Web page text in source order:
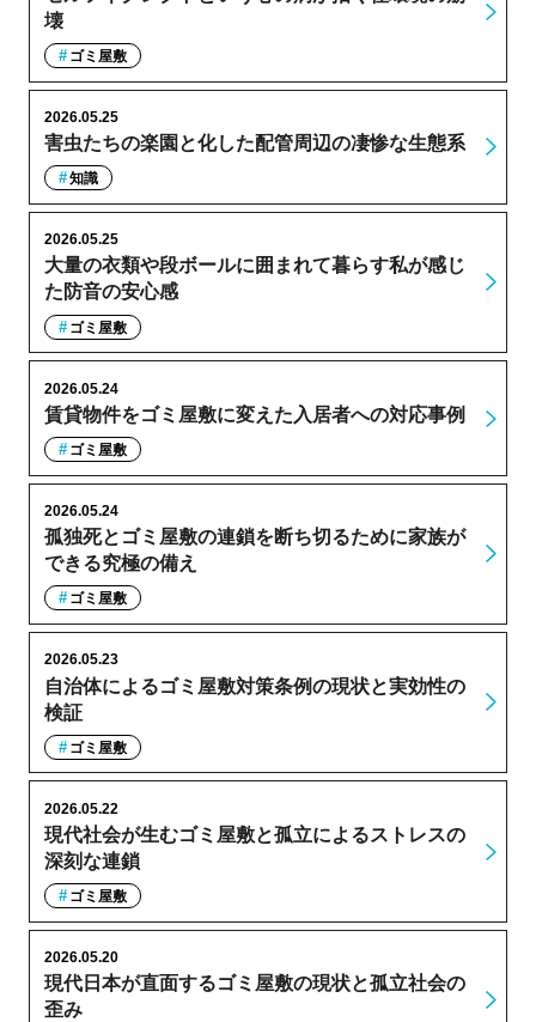
壊
ゴミ屋敷
害虫たちの楽園と化した配管周辺の凄惨な生態系
2026.05.25
知識
大量の衣類や段ボールに囲まれて暮らす私が感じ
た防音の安心感
2026.05.25
ゴミ屋敷
賃貸物件をゴミ屋敷に変えた入居者への対応事例
2026.05.24
ゴミ屋敷
孤独死とゴミ屋敷の連鎖を断ち切るために家族が
できる究極の備え
2026.05.24
ゴミ屋敷
自治体によるゴミ屋敷対策条例の現状と実効性の
検証
2026.05.23
ゴミ屋敷
現代社会が生むゴミ屋敷と孤立によるストレスの
深刻な連鎖
2026.05.22
ゴミ屋敷
現代日本が直面するゴミ屋敷の現状と孤立社会の
歪み
2026.05.20